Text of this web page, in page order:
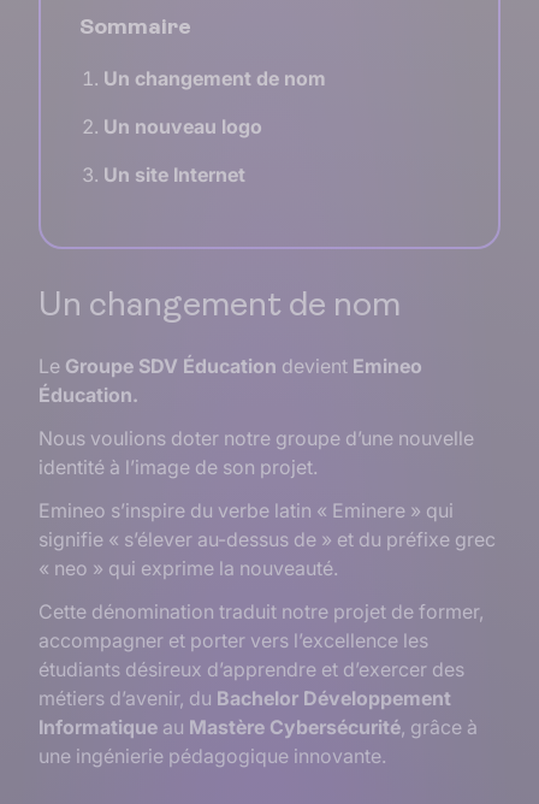
Sommaire
Un changement de nom
Un nouveau logo
Un site Internet
Un changement de nom
Le Groupe SDV Éducation devient Emineo
Éducation.
Nous voulions doter notre groupe d’une nouvelle
identité à l’image de son projet.
Emineo s’inspire du verbe latin « Eminere » qui
signifie « s’élever au-dessus de » et du préfixe grec
« neo » qui exprime la nouveauté.
Cette dénomination traduit notre projet de former,
accompagner et porter vers l’excellence les
étudiants désireux d’apprendre et d’exercer des
métiers d’avenir, du Bachelor Développement
Informatique au Mastère Cybersécurité, grâce à
une ingénierie pédagogique innovante.